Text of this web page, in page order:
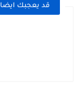
قد يعجبك ايضا